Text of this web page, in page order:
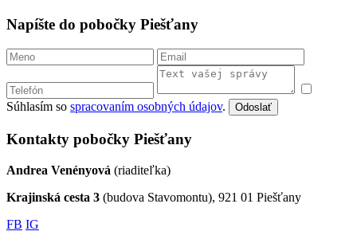
Napíšte do pobočky Piešťany
Súhlasím so spracovaním osobných údajov. Odoslať
Kontakty pobočky Piešťany
Andrea Venényová (riaditeľka)
Krajinská cesta 3 (budova Stavomontu), 921 01 Piešťany
FB IG